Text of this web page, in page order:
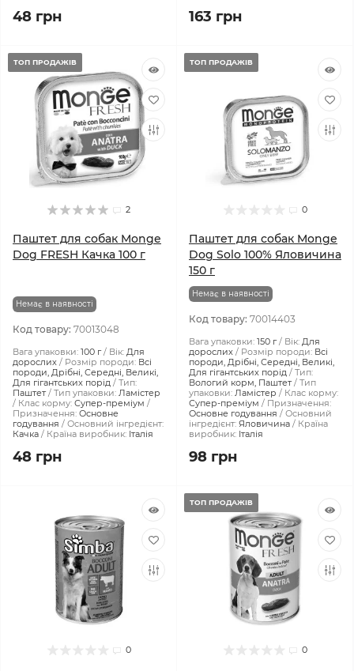
48 грн 163 грн
ТОП ПРОДАЖІВ
2
Паштет для собак Monge
Dog FRESH Качка 100 г
Немає в наявності
Код товару: 70013048
Вага упаковки: 100 г Вік: Для
дорослих
Розмір породи: Всі
породи, Дрібні, Середні, Великі,
Для гігантських порід
Тип:
Паштет
Тип упаковки: Ламістер
Клас корму: Супер-преміум
Призначення: Основне
годування
Основний інгредієнт:
Качка
Країна виробник: Італія
48 грн
ТОП ПРОДАЖІВ
0
Паштет для собак Monge
Dog Solo 100% Яловичина
150 г
Немає в наявності
Код товару: 70014403
Вага упаковки: 150 г Вік: Для
дорослих
Розмір породи: Всі
породи, Дрібні, Середні, Великі,
Для гігантських порід
Тип:
Вологий корм, Паштет
Тип
упаковки: Ламістер
Клас корму:
Супер-преміум
Призначення:
Основне годування
Основний
інгредієнт: Яловичина
Країна
виробник: Італія
98 грн
0
ТОП ПРОДАЖІВ
0